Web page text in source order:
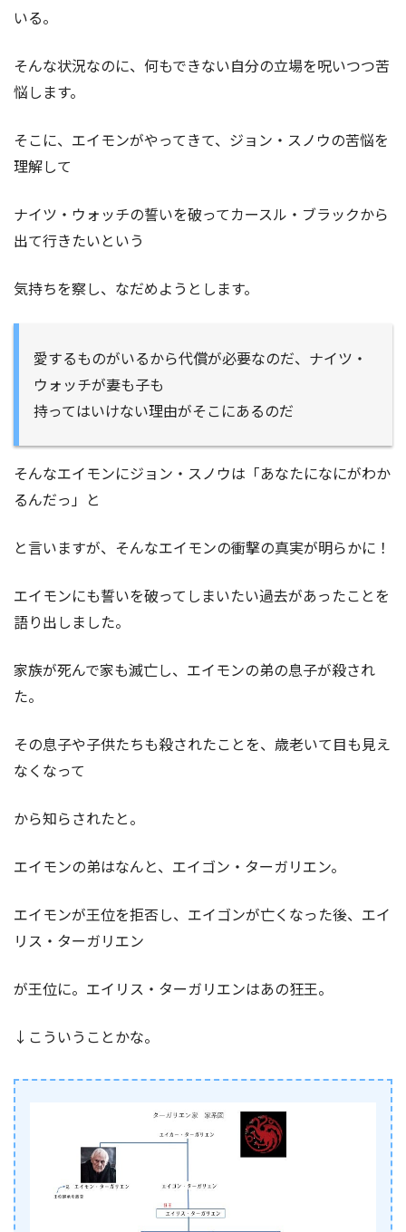
いる。
そんな状況なのに、何もできない自分の立場を呪いつつ苦
悩します。
そこに、エイモンがやってきて、ジョン・スノウの苦悩を
理解して
ナイツ・ウォッチの誓いを破ってカースル・ブラックから
出て行きたいという
気持ちを察し、なだめようとします。
愛するものがいるから代償が必要なのだ、ナイツ・
ウォッチが妻も子も
持ってはいけない理由がそこにあるのだ
そんなエイモンにジョン・スノウは「あなたになにがわか
るんだっ」と
と言いますが、そんなエイモンの衝撃の真実が明らかに！
エイモンにも誓いを破ってしまいたい過去があったことを
語り出しました。
家族が死んで家も滅亡し、エイモンの弟の息子が殺され
た。
その息子や子供たちも殺されたことを、歳老いて目も見え
なくなって
から知らされたと。
エイモンの弟はなんと、エイゴン・ターガリエン。
エイモンが王位を拒否し、エイゴンが亡くなった後、エイ
リス・ターガリエン
が王位に。エイリス・ターガリエンはあの狂王。
↓こういうことかな。